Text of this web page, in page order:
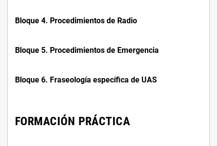
Bloque 4. Procedimientos de Radio
Bloque 5. Procedimientos de Emergencia
Bloque 6. Fraseología específica de UAS
FORMACIÓN PRÁCTICA